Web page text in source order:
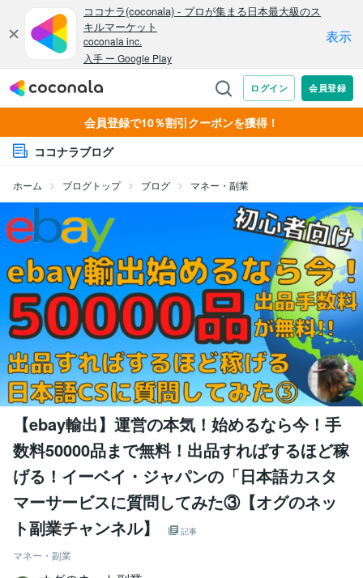
会員登録で10％割引クーポンを獲得！
ココナラブログ
ホーム ブログトップ ブログ マネー・副業
【ebay輸出】運営の本気！始めるなら今！手
数料50000品まで無料！出品すればするほど稼
げる！イーベイ・ジャパンの「日本語カスタ
マーサービスに質問してみた③【オグのネッ
ト副業チャンネル】
記事
マネー・副業